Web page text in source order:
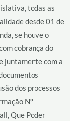
todas as
desde 01 de
se houve o
cobrança do
juntamente com a
dos processos
Nº
Que Poder